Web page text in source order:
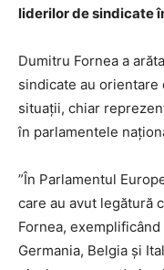
liderilor de sindicate
Dumitru Fornea a
sindicate au
situații, chiar
în parlamentele
”În Parlamentul
care au avut legătură
Fornea,
Germania, Belgia și